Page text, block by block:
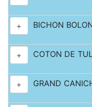
+ BICHON
+ COTON DE
+ GRAND